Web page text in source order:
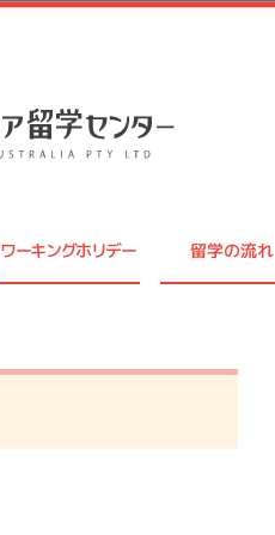
ワーキングホリデー 留学の流れ